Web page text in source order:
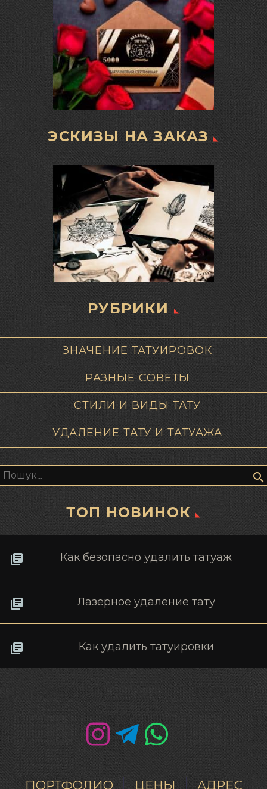
ЭСКИЗЫ НА ЗАКАЗ
РУБРИКИ
ЗНАЧЕНИЕ ТАТУИРОВОК
РАЗНЫЕ СОВЕТЫ
СТИЛИ И ВИДЫ ТАТУ
УДАЛЕНИЕ ТАТУ И ТАТУАЖА
ТОП НОВИНОК
Как безопасно удалить татуаж
Лазерное удаление тату
Как удалить татуировки
ПОРТФОЛИО ЦЕНЫ АДРЕС